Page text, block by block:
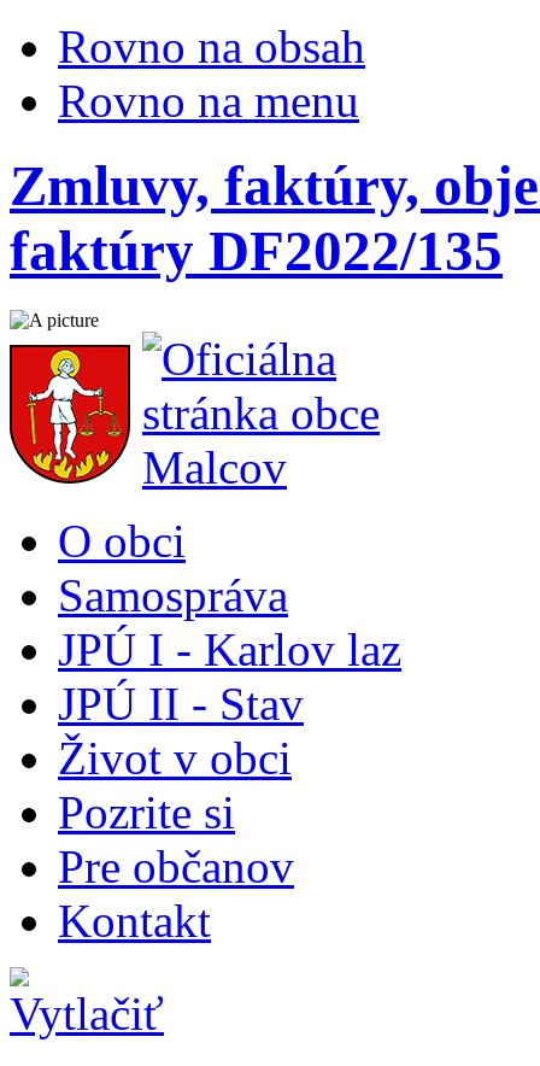
Rovno na obsah
Rovno na menu
Zmluvy, faktúry,
faktúry DF2022/135
O obci
Samospráva
JPÚ I - Karlov laz
JPÚ II - Stav
Život v obci
Pozrite si
Pre občanov
Kontakt